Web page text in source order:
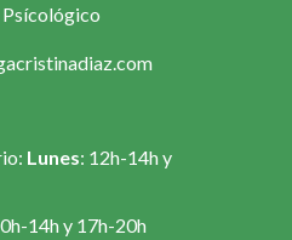
Lunes: 12h-14h y
14h y 17h-20h